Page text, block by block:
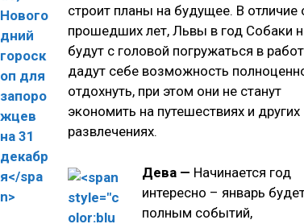
строит планы на будущее. В отличие
прошедших лет, Львы в год Собаки
будут с головой погружаться в
дадут себе возможность
отдохнуть, при этом они не станут
экономить на путешествиях и других
развлечениях.
Дева — Начинается год
интересно – январь
полным событий,